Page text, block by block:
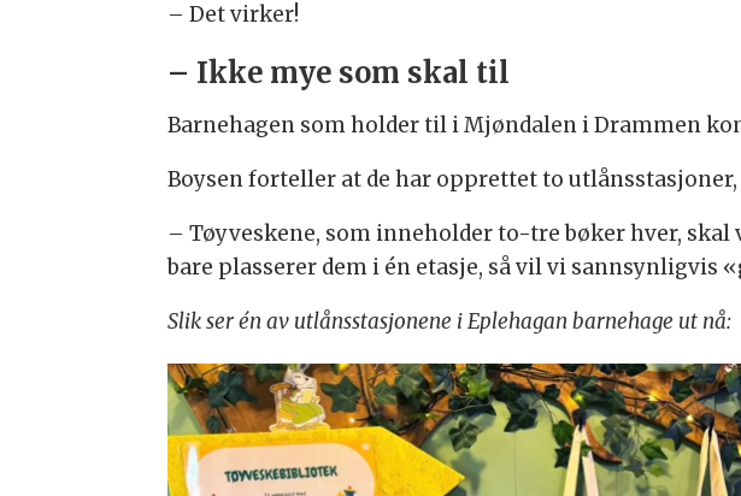
– Det virker!
– Ikke mye som skal til
Barnehagen som holder til i Mjøndalen i Drammen
Boysen forteller at de har opprettet to utlånsstasjoner,
– Tøyveskene, som inneholder to-tre bøker hver,
bare plasserer dem i én etasje, så vil vi sannsynligvis
Slik ser én av utlånsstasjonene i Eplehagan barnehage ut nå: